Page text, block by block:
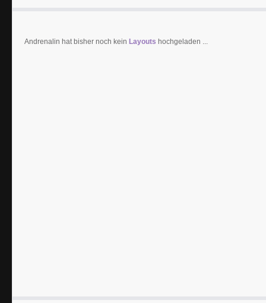
Andrenalin hat bisher noch kein Layouts hochgeladen ...